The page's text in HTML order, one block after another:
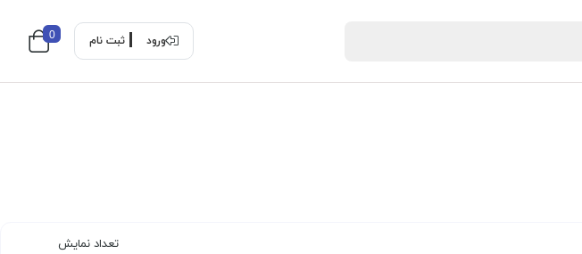
ورود ثبت نام 0
تعداد نمایش